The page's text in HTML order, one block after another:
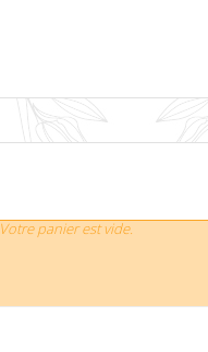
Votre panier est vide.